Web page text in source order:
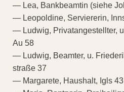
— Lea, Bankbeamtin (siehe
— Leopoldine, Serviererin,
— Ludwig, Privatangestellter,
Au 58
— Ludwig, Beamter, u.
straße 37
— Margarete, Haushalt, Igls 43